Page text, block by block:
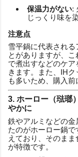
保温力がない:
じっくり味を
注意点
雪平鍋に代表され
とがありますが、
で煮出すなどのケ
きます。また、IH
も多いため、購入前
3. ホーロー（琺瑯
やかに
鉄やアルミなどの
たのがホーロー鍋
えており、そのま
が特徴です。